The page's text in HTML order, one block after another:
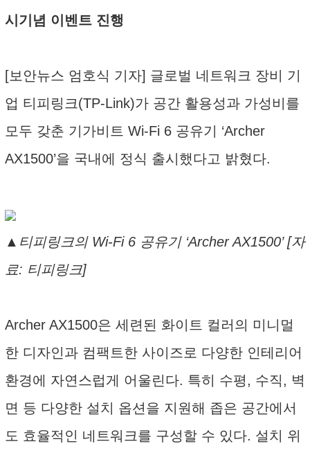
시기념 이벤트 진행
[보안뉴스 엄호식 기자] 글로벌 네트워크 장비 기
업 티피링크(TP-Link)가 공간 활용성과 가성비를
모두 갖춘 기가비트 Wi-Fi 6 공유기 ‘Archer
AX1500’을 국내에 정식 출시했다고 밝혔다.
▲티피링크의 Wi-Fi 6 공유기 ‘Archer AX1500’ [자
료: 티피링크]
Archer AX1500은 세련된 화이트 컬러의 미니멀
한 디자인과 컴팩트한 사이즈로 다양한 인테리어
환경에 자연스럽게 어울린다. 특히 수평, 수직, 벽
면 등 다양한 설치 옵션을 지원해 좁은 공간에서
도 효율적인 네트워크를 구성할 수 있다. 설치 위